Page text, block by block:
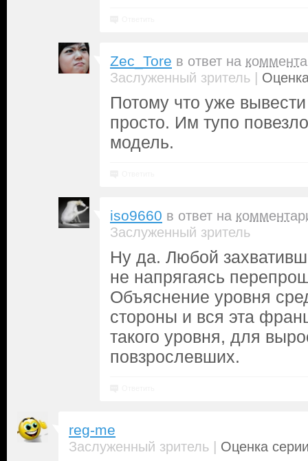
Zec_Tore в ответ на
Заслуженный зритель |
Потому что уже
просто. Им тупо
модель.
iso9660 в ответ на
Заслуженный зритель
Ну да. Любой
не напрягаясь
Объяснение уровня
стороны и вся эта
такого уровня, для
повзрослевших.
reg-me
Заслуженный зритель | Оценка